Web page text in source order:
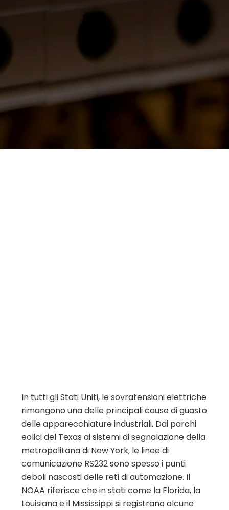
In tutti gli Stati Uniti, le sovratensioni elettriche
rimangono una delle principali cause di guasto
delle apparecchiature industriali. Dai parchi
eolici del Texas ai sistemi di segnalazione della
metropolitana di New York, le linee di
comunicazione RS232 sono spesso i punti
deboli nascosti delle reti di automazione. Il
NOAA riferisce che in stati come la Florida, la
Louisiana e il Mississippi si registrano alcune